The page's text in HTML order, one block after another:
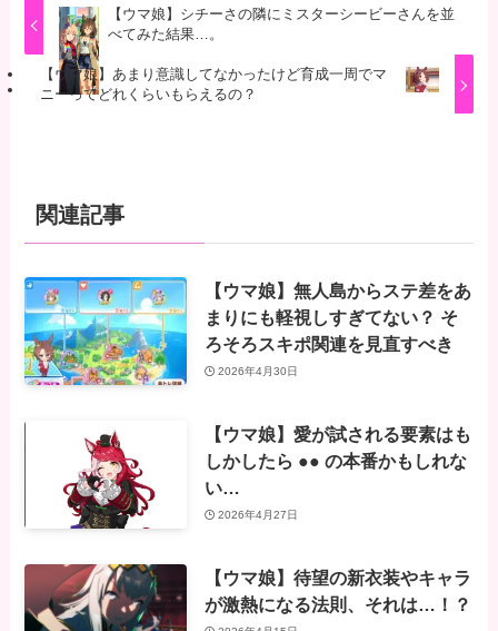
【ウマ娘】シチーさの隣にミスターシービーさんを並
べてみた結果…。
【ウマ娘】あまり意識してなかったけど育成一周でマ
ニーってどれくらいもらえるの？
関連記事
【ウマ娘】無人島からステ差をあ
まりにも軽視しすぎてない？ そ
ろそろスキポ関連を見直すべき
2026年4月30日
【ウマ娘】愛が試される要素はも
しかしたら ●● の本番かもしれな
い…
2026年4月27日
【ウマ娘】待望の新衣装やキャラ
が激熱になる法則、それは…！？